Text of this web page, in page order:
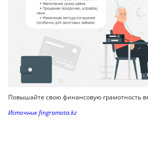
Повышайте свою финансовую грамотность
Источник fingramota.kz